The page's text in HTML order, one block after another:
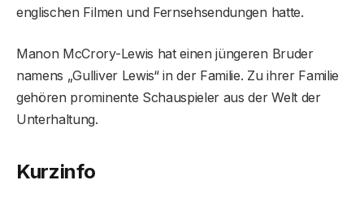
englischen Filmen und Fernsehsendungen hatte.
Manon McCrory-Lewis hat einen jüngeren Bruder
namens „Gulliver Lewis“ in der Familie. Zu ihrer Familie
gehören prominente Schauspieler aus der Welt der
Unterhaltung.
Kurzinfo